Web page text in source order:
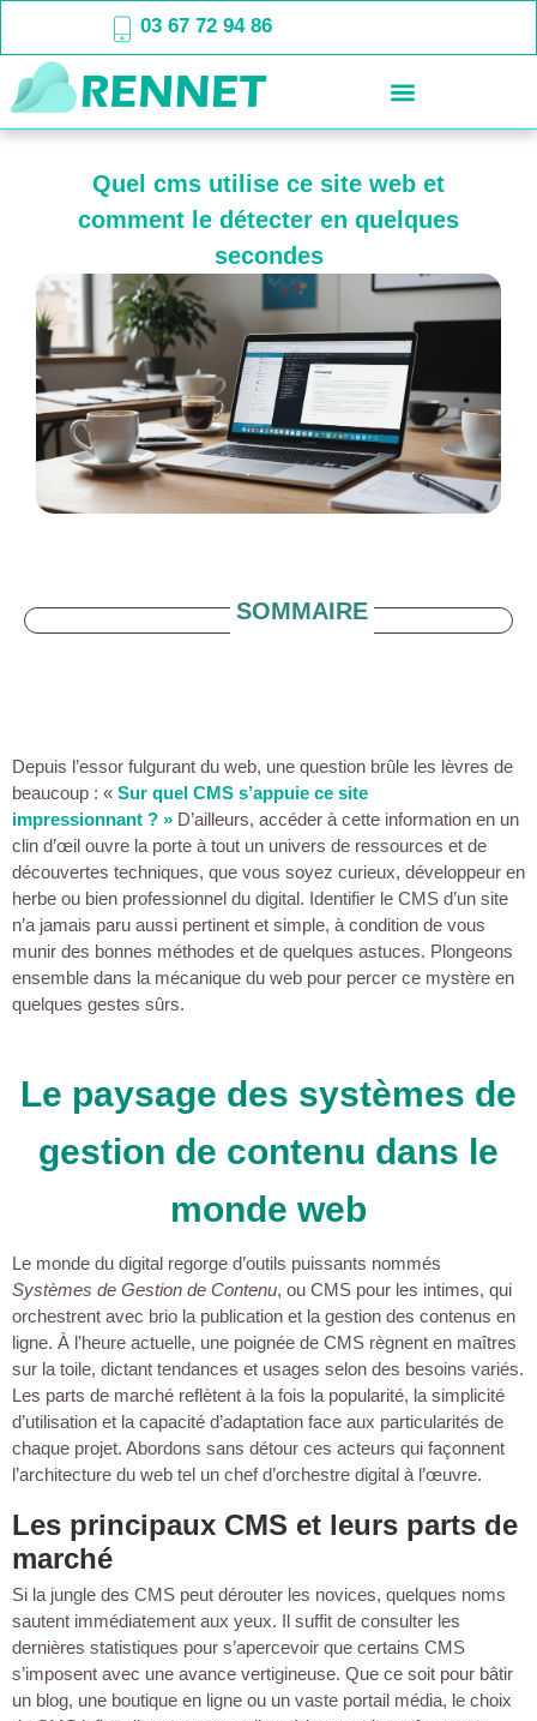
03 67 72 94 86
Quel cms utilise ce site web et
comment le détecter en quelques
secondes
SOMMAIRE
Depuis l’essor fulgurant du web, une question brûle les lèvres de
beaucoup : « Sur quel CMS s’appuie ce site
impressionnant ? » D’ailleurs, accéder à cette information en un
clin d’œil ouvre la porte à tout un univers de ressources et de
découvertes techniques, que vous soyez curieux, développeur en
herbe ou bien professionnel du digital. Identifier le CMS d’un site
n’a jamais paru aussi pertinent et simple, à condition de vous
munir des bonnes méthodes et de quelques astuces. Plongeons
ensemble dans la mécanique du web pour percer ce mystère en
quelques gestes sûrs.
Le paysage des systèmes de
gestion de contenu dans le
monde web
Le monde du digital regorge d’outils puissants nommés
Systèmes de Gestion de Contenu, ou CMS pour les intimes, qui
orchestrent avec brio la publication et la gestion des contenus en
ligne. À l’heure actuelle, une poignée de CMS règnent en maîtres
sur la toile, dictant tendances et usages selon des besoins variés.
Les parts de marché reflètent à la fois la popularité, la simplicité
d’utilisation et la capacité d’adaptation face aux particularités de
chaque projet. Abordons sans détour ces acteurs qui façonnent
l’architecture du web tel un chef d’orchestre digital à l’œuvre.
Les principaux CMS et leurs parts de
marché
Si la jungle des CMS peut dérouter les novices, quelques noms
sautent immédiatement aux yeux. Il suffit de consulter les
dernières statistiques pour s’apercevoir que certains CMS
s’imposent avec une avance vertigineuse. Que ce soit pour bâtir
un blog, une boutique en ligne ou un vaste portail média, le choix